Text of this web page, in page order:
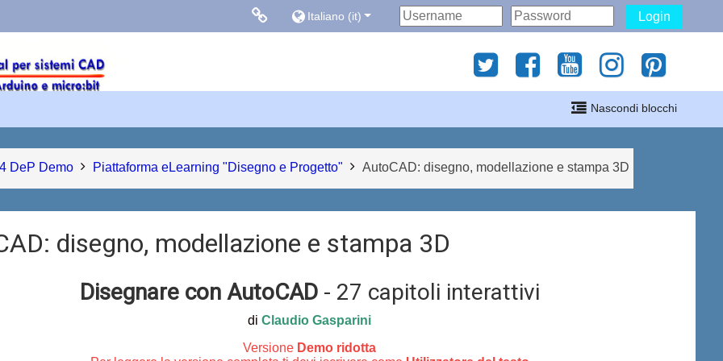
Links collegati
Blog Gasparini
Italiano ‎(it)‎ Login
Nascondi blocchi
DeP Demo Piattaforma eLearning "Disegno e Progetto" AutoCAD: disegno, modellazione e stampa 3D
disegno, modellazione e stampa 3D
Disegnare con AutoCAD - 27 capitoli interattivi
diClaudio Gasparini
Versione Demo ridotta